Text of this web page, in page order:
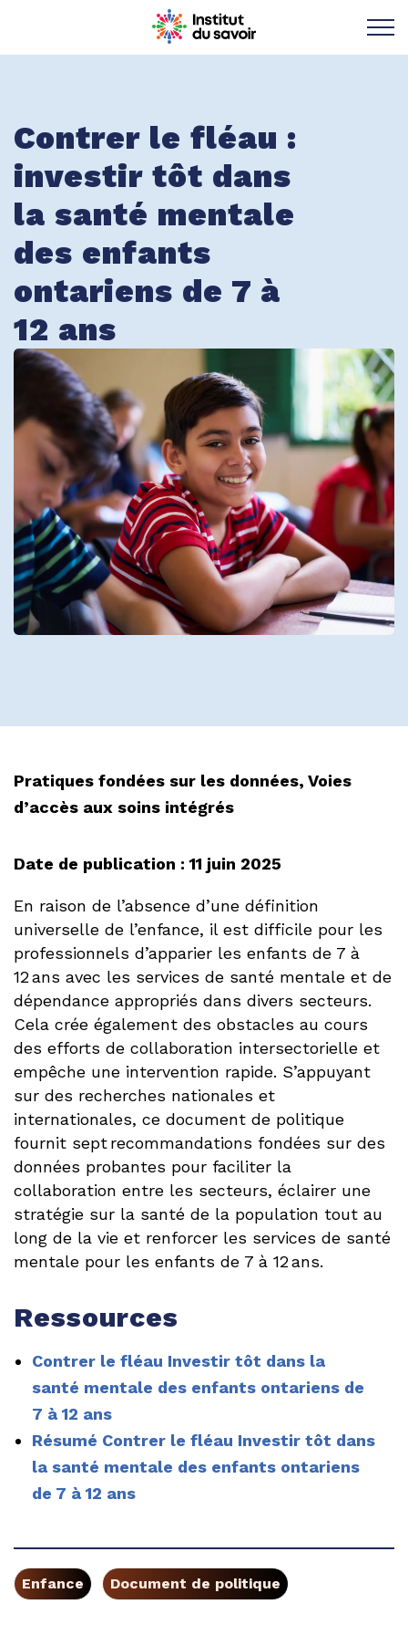
Institut du savoir
Contrer le fléau :
investir tôt dans
la santé mentale
des enfants
ontariens de 7 à
12 ans
Pratiques fondées sur les données, Voies
d’accès aux soins intégrés
Date de publication : 11 juin 2025
En raison de l’absence d’une définition
universelle de l’enfance, il est difficile pour les
professionnels d’apparier les enfants de 7 à
12 ans avec les services de santé mentale et de
dépendance appropriés dans divers secteurs.
Cela crée également des obstacles au cours
des efforts de collaboration intersectorielle et
empêche une intervention rapide. S’appuyant
sur des recherches nationales et
internationales, ce document de politique
fournit sept recommandations fondées sur des
données probantes pour faciliter la
collaboration entre les secteurs, éclairer une
stratégie sur la santé de la population tout au
long de la vie et renforcer les services de santé
mentale pour les enfants de 7 à 12 ans.
Ressources
Contrer le fléau Investir tôt dans la
santé mentale des enfants ontariens de
7 à 12 ans
Résumé Contrer le fléau Investir tôt dans
la santé mentale des enfants ontariens
de 7 à 12 ans
Enfance Document de politique